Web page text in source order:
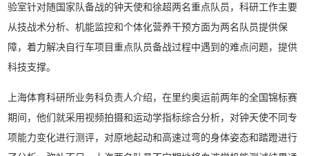
验室针对随国家队备战的钟天使和徐超两名重点队员，科研工作主要
从技战术分析、机能监控和个体化营养干预方面为两名队员提供保
障，着力解决自行车项目重点队员备战过程中遇到的难点问题，提供
科技支撑。
上海体育科研所业务科负责人介绍，在里约奥运前两年的全国锦标赛
期间，他们就采用视频拍摄和运动学指标综合分析，对钟天使不同专
项能力变化进行测评，对原地起动和高速过弯的身体姿态和踏蹬进行